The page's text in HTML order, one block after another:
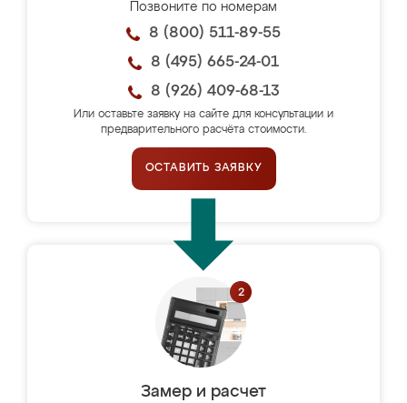
Позвоните по номерам
8 (800) 511-89-55
8 (495) 665-24-01
8 (926) 409-68-13
Или оставьте заявку на сайте для консультации и
предварительного расчёта стоимости.
ОСТАВИТЬ ЗАЯВКУ
Замер и расчет